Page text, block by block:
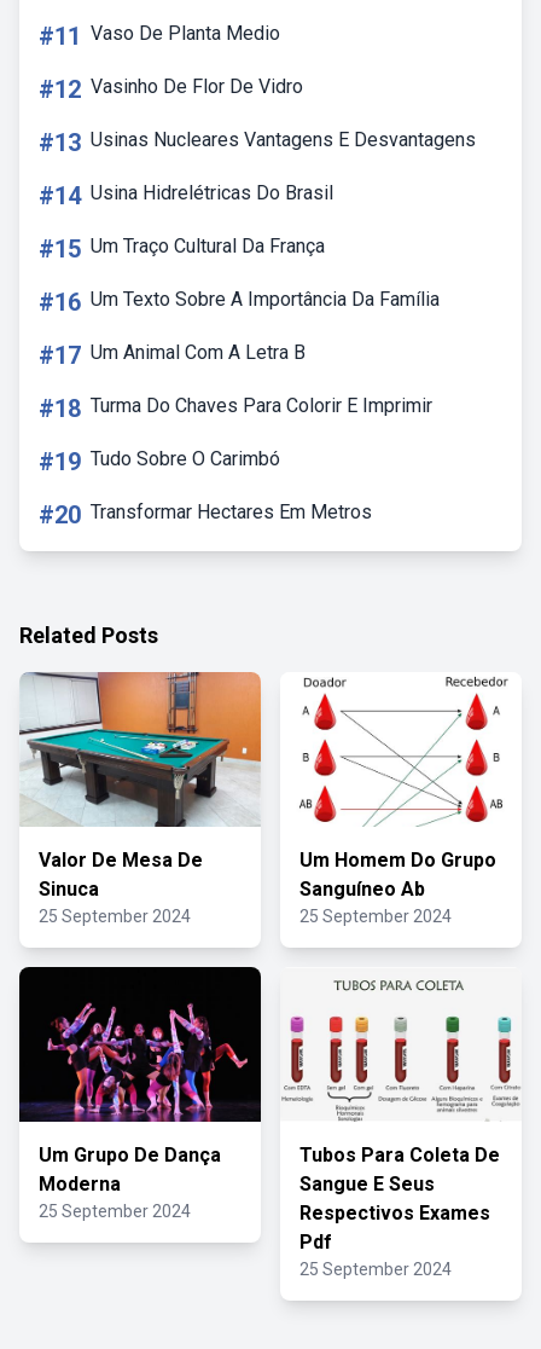
#11 Vaso De Planta Medio
#12 Vasinho De Flor De Vidro
#13 Usinas Nucleares Vantagens E Desvantagens
#14 Usina Hidrelétricas Do Brasil
#15 Um Traço Cultural Da França
#16 Um Texto Sobre A Importância Da Família
#17 Um Animal Com A Letra B
#18 Turma Do Chaves Para Colorir E Imprimir
#19 Tudo Sobre O Carimbó
#20 Transformar Hectares Em Metros
Related Posts
Valor De Mesa De
Sinuca
25 September 2024
Um Homem Do Grupo
Sanguíneo Ab
25 September 2024
Um Grupo De Dança
Moderna
25 September 2024
Tubos Para Coleta De
Sangue E Seus
Respectivos Exames
Pdf
25 September 2024